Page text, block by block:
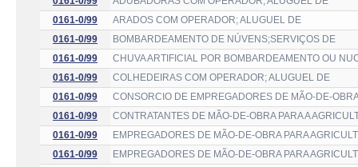
0161-0/99
ARADOS COM OPERADOR; ALUGUEL DE
0161-0/99
BOMBARDEAMENTO DE NÚVENS;SERVIÇOS DE
0161-0/99
CHUVA ARTIFICIAL POR BOMBARDEAMENTO OU
0161-0/99
COLHEDEIRAS COM OPERADOR; ALUGUEL DE
0161-0/99
CONSORCIO DE EMPREGADORES DE MÃO-DE-
0161-0/99
CONTRATANTES DE MÃO-DE-OBRA PARA A
0161-0/99
EMPREGADORES DE MÃO-DE-OBRA PARA
0161-0/99
EMPREGADORES DE MÃO-DE-OBRA PARA